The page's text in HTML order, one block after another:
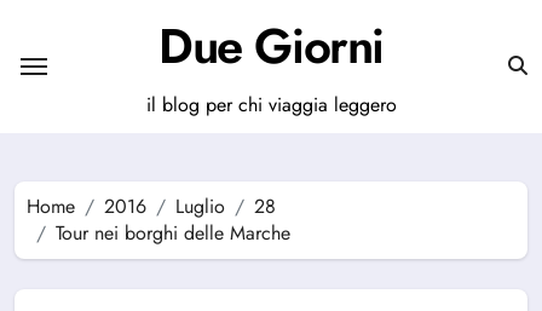
contenuto
Due Giorni
il blog per chi viaggia leggero
Home 2016 Luglio
28
Tour nei borghi delle Marche